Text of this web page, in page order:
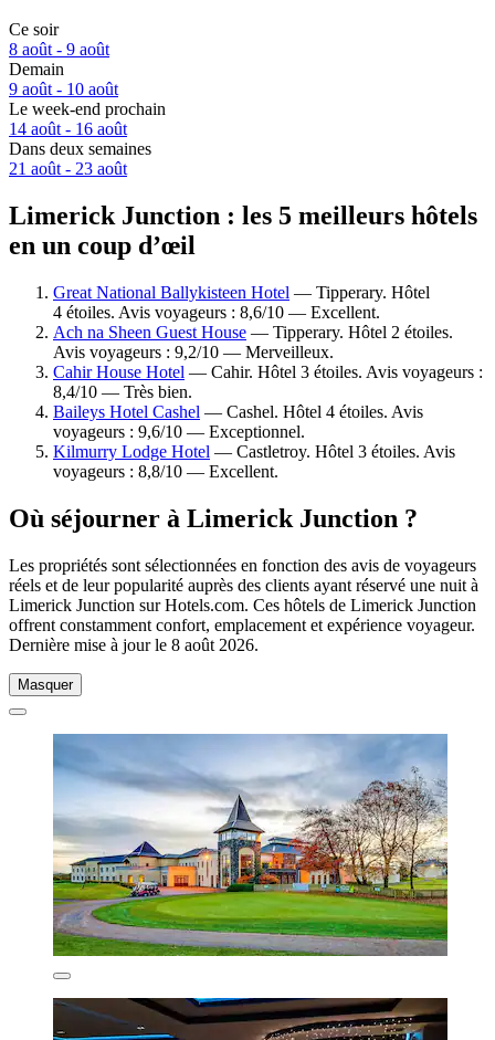
Ce soir
8 août - 9 août
Demain
9 août - 10 août
Le week-end prochain
14 août - 16 août
Dans deux semaines
21 août - 23 août
Limerick Junction : les 5 meilleurs hôtels
en un coup d’œil
Great National Ballykisteen Hotel — Tipperary. Hôtel
4 étoiles. Avis voyageurs : 8,6/10 — Excellent.
Ach na Sheen Guest House — Tipperary. Hôtel 2 étoiles.
Avis voyageurs : 9,2/10 — Merveilleux.
Cahir House Hotel — Cahir. Hôtel 3 étoiles. Avis voyageurs :
8,4/10 — Très bien.
Baileys Hotel Cashel — Cashel. Hôtel 4 étoiles. Avis
voyageurs : 9,6/10 — Exceptionnel.
Kilmurry Lodge Hotel — Castletroy. Hôtel 3 étoiles. Avis
voyageurs : 8,8/10 — Excellent.
Où séjourner à Limerick Junction ?
Les propriétés sont sélectionnées en fonction des avis de voyageurs
réels et de leur popularité auprès des clients ayant réservé une nuit à
Limerick Junction sur Hotels.com. Ces hôtels de Limerick Junction
offrent constamment confort, emplacement et expérience voyageur.
Dernière mise à jour le 8 août 2026.
Masquer